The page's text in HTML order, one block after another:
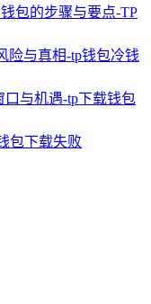
包的步骤与要点-TP
险与真相-tp钱包冷钱
口与机遇-tp下载钱包
包下载失败